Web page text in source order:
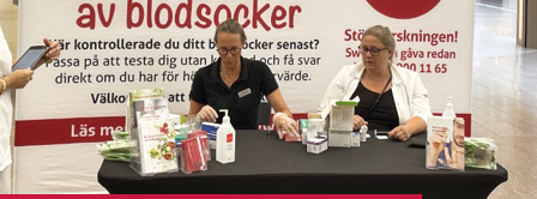
GRATIS DIABETESPRODUKTER
Blodsockerkollen